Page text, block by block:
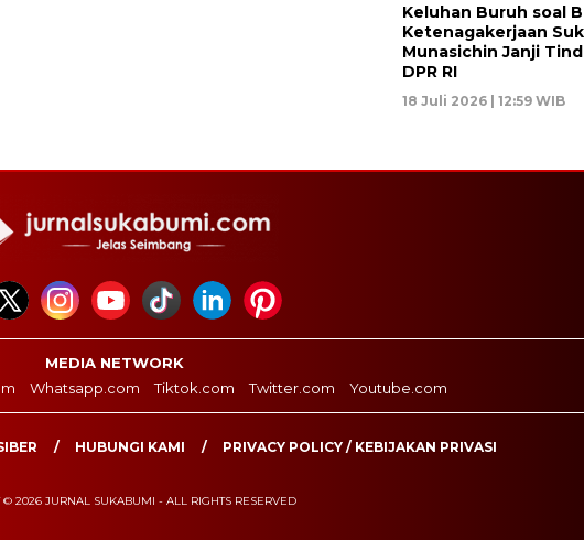
Keluhan Buruh soal
Ketenagakerjaan
Munasichin Janji
DPR RI
18 Juli 2026 | 12:59 WIB
MEDIA NETWORK
Whatsapp.com Tiktok.com Twitter.com Youtube.com
HUBUNGI KAMI PRIVACY POLICY / KEBIJAKAN PRIVASI
© 2026 JURNAL SUKABUMI - ALL RIGHTS RESERVED